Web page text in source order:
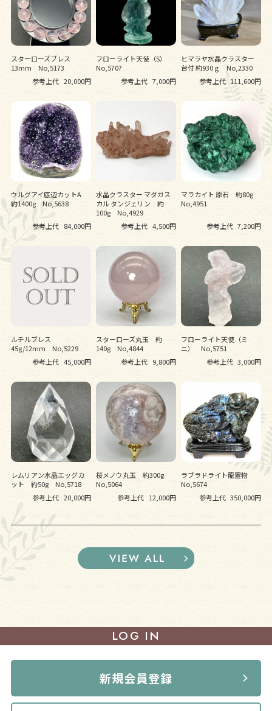
スターローズブレス
13mm No,5173
参考上代 20,000円
フローライト天使（S）
No,5707
参考上代 7,000円
ヒマラヤ水晶クラスター
台付 約930ｇ No,2330
参考上代 111,600円
ウルグアイ底辺カットA
約1400g No,5638
参考上代 84,000円
水晶クラスター マダガス
カル タンジェリン 約
100g No,4929
参考上代 4,500円
マラカイト 原石 約80g
No,4951
参考上代 7,200円
ルチルブレス
45g/12mm No,5229
参考上代 45,000円
スターローズ丸玉 約
140g No,4844
参考上代 9,800円
フローライト天使（ミ
ニ） No,5751
参考上代 3,000円
レムリアン水晶エッグカ
ット 約50g No,5718
参考上代 20,000円
桜メノウ丸玉 約300g
No,5064
参考上代 12,000円
ラブラドライト龍置物
No,5674
参考上代 350,000円
LOG IN
新規会員登録